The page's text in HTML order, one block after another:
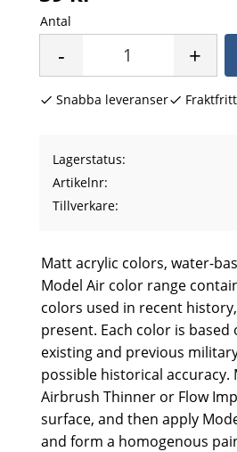
Antal
+
-
Snabba leveranser
Lagerstatus
Artikelnr
Tillverkare
Matt acrylic colors, water-
Model Air color range
colors used in recent
present. Each color is
existing and previous
possible historical
Airbrush Thinner or Flow
surface, and then apply
and form a homogenous